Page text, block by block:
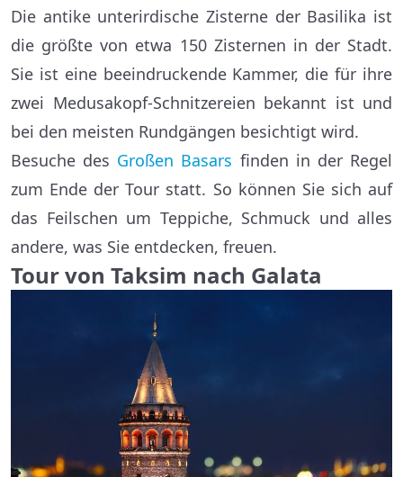
Die antike unterirdische Zisterne der Basilika ist
die größte von etwa 150 Zisternen in der Stadt.
Sie ist eine beeindruckende Kammer, die für ihre
zwei Medusakopf-Schnitzereien bekannt ist und
bei den meisten Rundgängen besichtigt wird.
Besuche des Großen Basars finden in der Regel
zum Ende der Tour statt. So können Sie sich auf
das Feilschen um Teppiche, Schmuck und alles
andere, was Sie entdecken, freuen.
Tour von Taksim nach Galata